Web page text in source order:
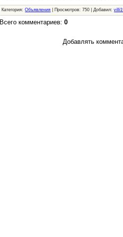
Категория:Объявления | Просмотров: 750 | Добавил:
Всего комментариев:0
Добавлять